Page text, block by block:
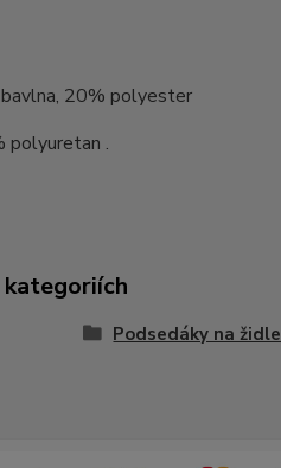
20% polyester
polyuretan .
kategoriích
Podsedáky na židle